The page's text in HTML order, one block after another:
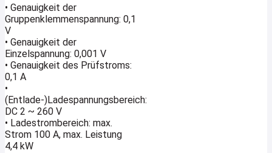
• Genauigkeit der
Gruppenklemmenspannung: 0,1
V
• Genauigkeit der
Einzelspannung: 0,001 V
• Genauigkeit des Prüfstroms:
0,1 A
•
(Entlade-)Ladespannungsbereich:
DC 2 ~ 260 V
• Ladestrombereich: max.
Strom 100 A, max. Leistung
4,4 kW